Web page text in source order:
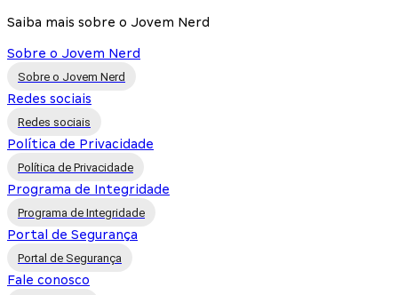
Saiba mais sobre o Jovem Nerd
Sobre o Jovem Nerd
Sobre o Jovem Nerd
Redes sociais
Redes sociais
Política de Privacidade
Política de Privacidade
Programa de Integridade
Programa de Integridade
Portal de Segurança
Portal de Segurança
Fale conosco